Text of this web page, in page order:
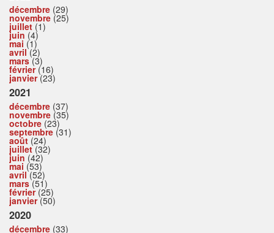
décembre (29)
novembre (25)
juillet (1)
juin (4)
mai (1)
avril(2)
mars(3)
février(16)
janvier(23)
2021
décembre (37)
novembre (35)
octobre (23)
septembre (31)
août (24)
juillet(32)
juin (42)
mai (53)
avril(52)
mars(51)
février(25)
janvier(50)
2020
décembre (33)